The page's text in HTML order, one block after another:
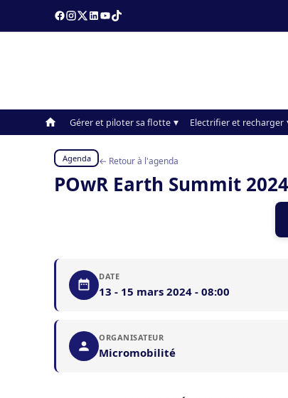
Gérer et piloter sa flotte Electrifier et recharger
Agenda ← Retour à l'agenda
POwR Earth Summit 2024
DATE
13 - 15 mars 2024 - 08:00
ORGANISATEUR
Micromobilité